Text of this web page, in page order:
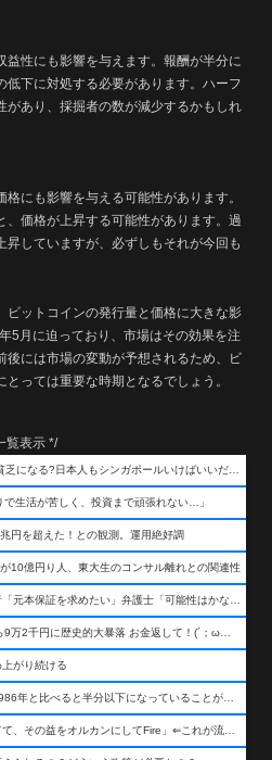
益性にも影響を与えます。報酬が半分に
低下に対処する必要があります。ハーフ
があり、採掘者の数が減少するかもしれ
にも影響を与える可能性があります。
、価格が上昇する可能性があります。過
していますが、必ずしもそれが今回も
ビットコインの発行量と価格に大きな影
5月に迫っており、市場はその効果を注
後には市場の変動が予想されるため、ビ
っては重要な時期となるでしょう。
覧表示 */
生活が苦しく、投資まで頑張れない…」
円を超えた！との観測。運用絶好調
10億円り人、東大生のコンサル離れとの関連性
上がり続ける